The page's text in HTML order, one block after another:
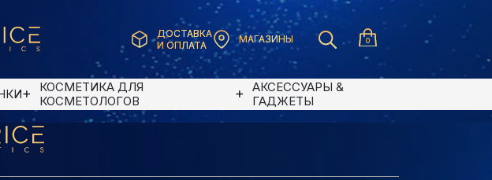
ДОСТАВКА
И ОПЛАТА
МАГАЗИНЫ 0
КОСМЕТИКА ДЛЯ
КОСМЕТОЛОГОВ
АКСЕССУАРЫ &
ГАДЖЕТЫ